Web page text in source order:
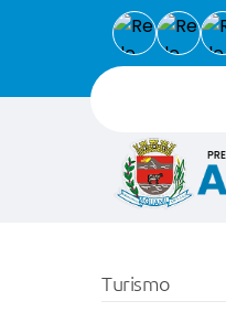
Turismo